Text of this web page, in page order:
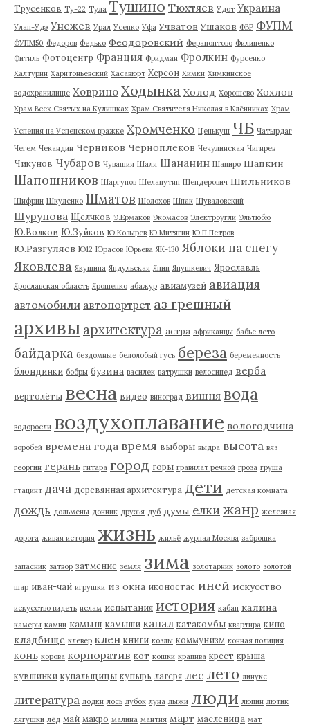
Трусенков Ту-22 Тула Тушино Тюхтяев Удот Украина
Улан-Удэ Унежев Урал Усенко Уфа Учватов Ушаков ФВР ФУПМ
ФУПМ50 Федоров Федько Феодоровский Ферапонтово Филипенко
Фитиль Фотоцентр Франция Фридман Фролкин Фурсенко
Халтурин Харитоньевский Хасавюрт Херсон Химки Химкинское
водохранилище Ховрино Ходынка Холод Хорошево Хохлов
Храм Всех Святых на Кулишках Храм Святителя Николая в Клённиках Храм
Успения на Успенском вражке Хромченко Ценькуш ЧБ Чатырдаг
Чегем Чекандин Черников Черноплеков Чечулинская Чигирев
Чикунов Чубаров Чувашия Шаля Шананин Шапиро Шапкин
Шапошников Шаргунов Шелапутин Шендерович Шильников
Шифрин Шкуленко Шматов Шолохов Шпак Шуваловский
Шурупова Щелчков Э.Ермаков Экомасов Электроугли Эльтюбю
Ю.Волков Ю.Зуйков Ю.Козырев Ю.Митягин Ю.П.Петров
Ю.Разгуляев Ю12 Юрасов Юрьева ЯК-130 Яблоки на снегу
Яковлева Якушина Яндульская Янин Янушкевич Ярославль
Ярославская область Ярошенко абажур авиамузей авиация
автомобили автопортрет аз грешный
архивы архитектура астра африканцы бабье лето
байдарка бездомные белолобый гусь береза беременность
блондинки бобры бузина василек ватрушки велосипед верба
вертолёты весна видео виноград вишня вода
водоросли воздухоплавание вологодчина
воробей времена года время выборы выдра высота вяз
георгин герань гитара город горы гравилат речной гроза груша
гтацинт дача деревянная архитектура дети детская комната
дождь дольмены донник друзья дуб думы елки жанр железная
дорога живая история жизнь жильё журнал Москва заброшка
запасник затвор затмение земля зима золотарник золото золотой
шар иван-чай игрушки из окна иконостас иней искусство
искусство видеть ислам испытания история кабан калина
камеры камни камыш камыши канал катакомбы квартира кино
кладбище клевер клен книги козлы коммунизм конная полиция
конь корова корпоратив кот кошки крапива крест крыша
кувшинки купальщицы купырь лагеря лес лето линукс
литература лодки лось лубок луна лыжи люди люпин лютик
лягушки лёд май макро малина мантия март масленица мат